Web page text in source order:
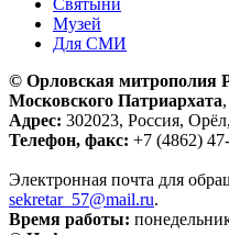
Святыни
Музей
Для СМИ
© Орловская митрополия
Московского Патриархата
Адрес: 302023, Россия,
Телефон, факс: +7 (4862)
Электронная почта для
sekretar_57@mail.ru.
Время работы: